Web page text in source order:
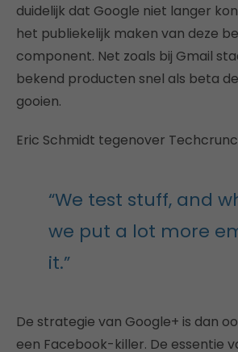
duidelijk dat Google niet langer
het publiekelijk maken van deze
component. Net zoals bij Gmail
bekend producten snel als beta
gooien.
Eric Schmidt tegenover
“We test stuff, and
we put a lot more
it.”
De strategie van Google+ is dan
een Facebook-killer. De essentie